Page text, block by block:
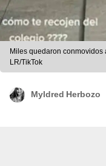
Miles quedaron conmovidos
LR/TikTok
Myldred Herbozo